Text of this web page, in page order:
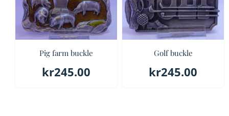
Pig farm buckle
kr245.00
Golf buckle
kr245.00